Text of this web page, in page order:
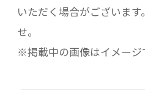
いただく場合がございま
せ。
※掲載中の画像はイメージ